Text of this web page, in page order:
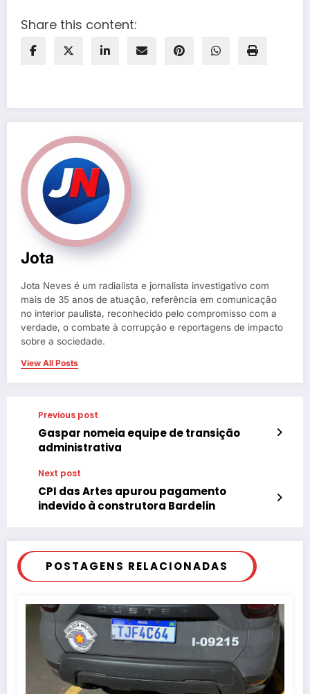
Share this content:
Jota
Jota Neves é um radialista e jornalista investigativo com
mais de 35 anos de atuação, referência em comunicação
no interior paulista, reconhecido pelo compromisso com a
verdade, o combate à corrupção e reportagens de impacto
sobre a sociedade.
View All Posts
Previous post
Gaspar nomeia equipe de transição
administrativa
Next post
CPI das Artes apurou pagamento
indevido à construtora Bardelin
POSTAGENS RELACIONADAS